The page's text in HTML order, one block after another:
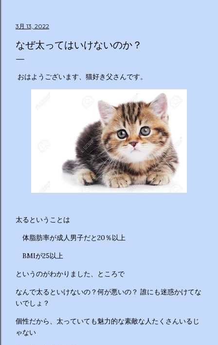
腹、どうすれば凹む？「フェイスライン」はすっきりさせら
れる？ラクして太りにくい体になる方法は？私の理想体重っ
て何キロ？体重のギモン全部答えます！２時間ＳＰ ◇出演
者 【ＭＣ】林修 【副担任】斎藤ちはる（テレビ朝日アナ
ウンサー）【学級委員長】バカリズム 【学友】伊沢拓司
【講師】小田原雅人 東京医科大学病院客員教授 加
藤俊徳 加藤プラチナクリニック院長 脳の学校 代
表 森谷敏夫 京都大学名誉教授 郷間光正
運動器認定理学療法士 ◇おしらせ ※２０：２５〜２
０：２８は「私の幸福時間」を放送いたします ☆番組ＨＰ
https://www.tv-asahi.co.jp/imadesho/ この番組は、テレ
ビ朝日が選んだ『青少年に見てもらいたい番組』です。 体重
に関する10の疑問について、身体の仕組みや心理的なアプロ
ーチから分かりやすくお答えします！ 🥦 1. 人はなぜ太るの
す。 消費しきれずに余ったエネルギーは、万が一の飢餓に備
でも高カロリーな食べ物が手に入るため、意識しないと簡単
にエネルギー過多になってしまいます。 🥗 2. 野菜を先に食
ブルファーストと呼ばれます） 野菜に含まれる食物繊維が、
後から入ってくる糖質...
3月 13, 2022
なぜ太ってはいけないのか？
おはようございます、猫好き父さんです。
太るということは
体脂肪率が成人男子だと20％以上
BMIが25以上
というのがわかりました、ところで
なんで太るといけないの？何が悪いの？ 誰にも迷惑かけてな
いでしょ？
個性だから、太っていても魅力的な素敵な人たくさんいるじ
ゃない